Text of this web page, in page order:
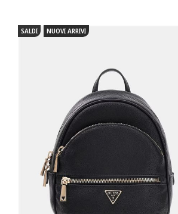
SALDI NUOVI ARRIVI